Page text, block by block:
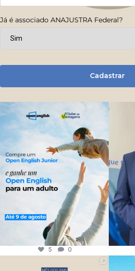
Já é associado ANAJUSTRA Federal?
Cadastrar
5 0